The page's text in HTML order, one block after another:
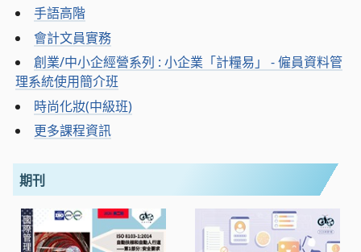
手語高階
會計文員實務
創業/中小企經營系列 : 小企業「計糧易」 - 僱員資料管
理系統使用簡介班
時尚化妝(中級班)
更多課程資訊
期刊